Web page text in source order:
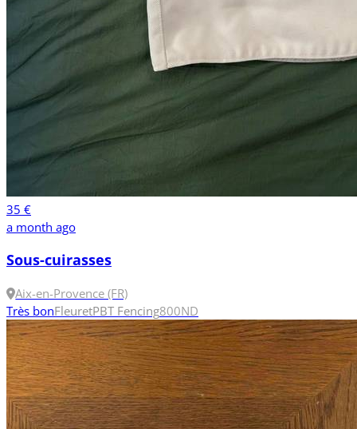
35 €
a month ago
Sous-cuirasses
Aix-en-Provence (FR)
Très bonFleuretPBT Fencing800ND